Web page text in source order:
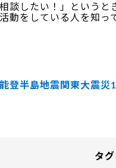
談したい！」という
動をしている人を知っ
能登半島地震関東大震災